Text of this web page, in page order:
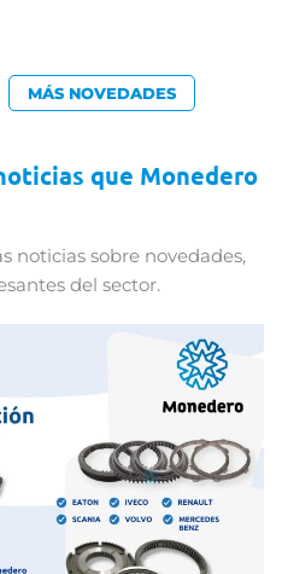
MÁS NOVEDADES
que Monedero
noticias sobre novedades,
del sector.